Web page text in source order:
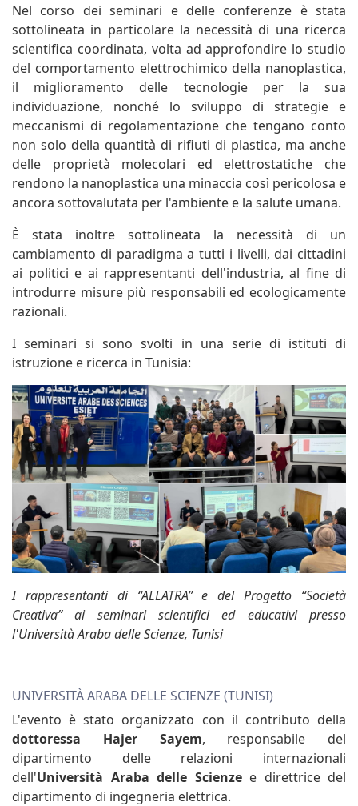
Nel corso dei seminari e delle conferenze è stata
sottolineata in particolare la necessità di una ricerca
scientifica coordinata, volta ad approfondire lo studio
del comportamento elettrochimico della nanoplastica,
il miglioramento delle tecnologie per la sua
individuazione, nonché lo sviluppo di strategie e
meccanismi di regolamentazione che tengano conto
non solo della quantità di rifiuti di plastica, ma anche
delle proprietà molecolari ed elettrostatiche che
rendono la nanoplastica una minaccia così pericolosa e
ancora sottovalutata per l'ambiente e la salute umana.
È stata inoltre sottolineata la necessità di un
cambiamento di paradigma a tutti i livelli, dai cittadini
ai politici e ai rappresentanti dell'industria, al fine di
introdurre misure più responsabili ed ecologicamente
razionali.
I seminari si sono svolti in una serie di istituti di
istruzione e ricerca in Tunisia:
I rappresentanti di “ALLATRA” e del Progetto “Società
Creativa” ai seminari scientifici ed educativi presso
l'Università Araba delle Scienze, Tunisi
UNIVERSITÀ ARABA DELLE SCIENZE (TUNISI)
L'evento è stato organizzato con il contributo della
dottoressa Hajer Sayem, responsabile del
dipartimento delle relazioni internazionali
dell'Università Araba delle Scienzee direttrice del
dipartimento di ingegneria elettrica.